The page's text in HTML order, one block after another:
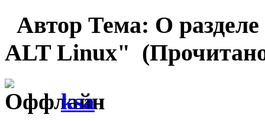
Автор Тема: О
ALT Linux" (Прочитано
ksa